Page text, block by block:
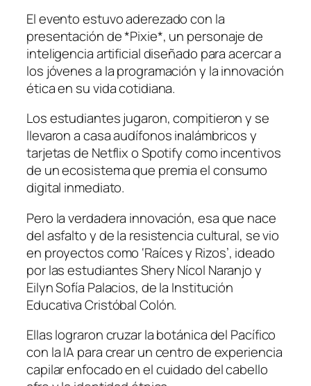
El evento estuvo aderezado con la
presentación de *Pixie*, un personaje de
inteligencia artificial diseñado para acercar a
los jóvenes a la programación y la innovación
ética en su vida cotidiana.
Los estudiantes jugaron, compitieron y se
llevaron a casa audífonos inalámbricos y
tarjetas de Netflix o Spotify como incentivos
de un ecosistema que premia el consumo
digital inmediato.
Pero la verdadera innovación, esa que nace
del asfalto y de la resistencia cultural, se vio
en proyectos como ‘Raíces y Rizos’, ideado
por las estudiantes Shery Nícol Naranjo y
Eilyn Sofía Palacios, de la Institución
Educativa Cristóbal Colón.
Ellas lograron cruzar la botánica del Pacífico
con la IA para crear un centro de experiencia
capilar enfocado en el cuidado del cabello